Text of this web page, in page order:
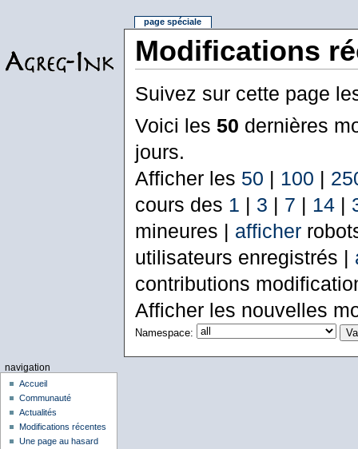
Modifications
Suivez sur cette page
Voici les 50 dernières
jours.
Afficher les 50 | 100 |
cours des 1 | 3 | 7 | 14|
mineures | afficher
utilisateurs enregistrés |
contributions
Afficher les nouvelles
Namespace:
page spéciale
navigation
Accueil
Communauté
Actualités
Modifications récentes
Une page au hasard